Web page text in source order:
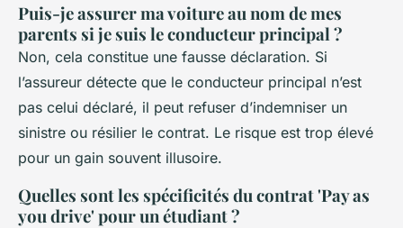
Puis-je assurer ma voiture au nom de mes
parents si je suis le conducteur principal ?
Non, cela constitue une fausse déclaration. Si
l’assureur détecte que le conducteur principal n’est
pas celui déclaré, il peut refuser d’indemniser un
sinistre ou résilier le contrat. Le risque est trop élevé
pour un gain souvent illusoire.
Quelles sont les spécificités du contrat 'Pay as
you drive' pour un étudiant ?